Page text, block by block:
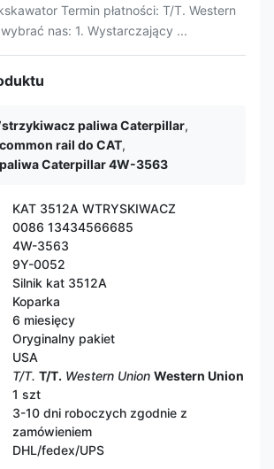
Termin płatności: T/T. Western
nas: 1. Wystarczający ...
paliwa Caterpillar,
rail do CAT,
Caterpillar 4W-3563
KAT 3512A WTRYSKIWACZ
0086 13434566685
4W-3563
9Y-0052
Silnik kat 3512A
Koparka
6 miesięcy
Oryginalny pakiet
USA
T/T. T/T. Western Union Western Union
1 szt
3-10 dni roboczych zgodnie z
zamówieniem
DHL/fedex/UPS